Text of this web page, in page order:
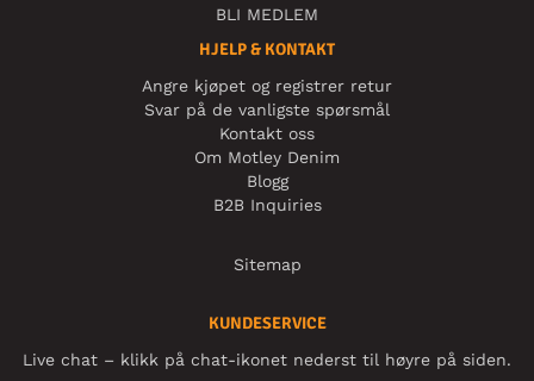
BLI MEDLEM
HJELP & KONTAKT
Angre kjøpet og registrer retur
Svar på de vanligste spørsmål
Kontakt oss
Om Motley Denim
Blogg
B2B Inquiries
Sitemap
KUNDESERVICE
Live chat – klikk på chat-ikonet nederst til høyre på siden.